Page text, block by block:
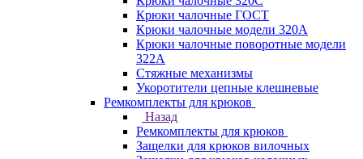
Крюки чалочные ГОСТ
Крюки чалочные модели 320А
Крюки чалочные поворотные модели
322А
Стяжные механизмы
Укоротители цепные клешневые
Ремкомплекты для крюков
Назад
Ремкомплекты для крюков
Защелки для крюков вилочных